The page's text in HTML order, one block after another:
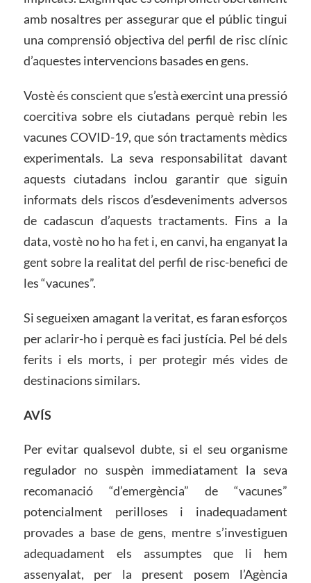
amb nosaltres per assegurar que el públic tingui
una comprensió objectiva del perfil de risc clínic
d’aquestes intervencions basades en gens.
Vostè és conscient que s’està exercint una pressió
coercitiva sobre els ciutadans perquè rebin les
vacunes COVID-19, que són tractaments mèdics
experimentals. La seva responsabilitat davant
aquests ciutadans inclou garantir que siguin
informats dels riscos d’esdeveniments adversos
de cadascun d’aquests tractaments. Fins a la
data, vostè no ho ha fet i, en canvi, ha enganyat la
gent sobre la realitat del perfil de risc-benefici de
les “vacunes”.
Si segueixen amagant la veritat, es faran esforços
per aclarir-ho i perquè es faci justícia. Pel bé dels
ferits i els morts, i per protegir més vides de
destinacions similars.
AVÍS
Per evitar qualsevol dubte, si el seu organisme
regulador no suspèn immediatament la seva
recomanació “d’emergència” de “vacunes”
potencialment perilloses i inadequadament
provades a base de gens, mentre s’investiguen
adequadament els assumptes que li hem
assenyalat, per la present posem l’Agència